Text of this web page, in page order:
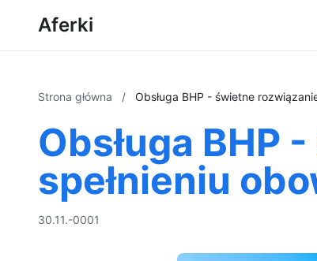
Aferki
Strona główna / Obsługa BHP - świetne
Obsługa BHP
spełnieniu
30.11.-0001